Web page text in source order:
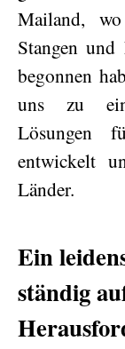
Mailand,
Stangen
begonnen
uns zu
Lösungen
entwickelt
Länder.
Ein
ständig